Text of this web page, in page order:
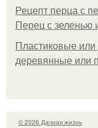
Рецепт перца с
Перец с зеленью
Пластиковые
деревянные или
© 2026 Дачная жизнь